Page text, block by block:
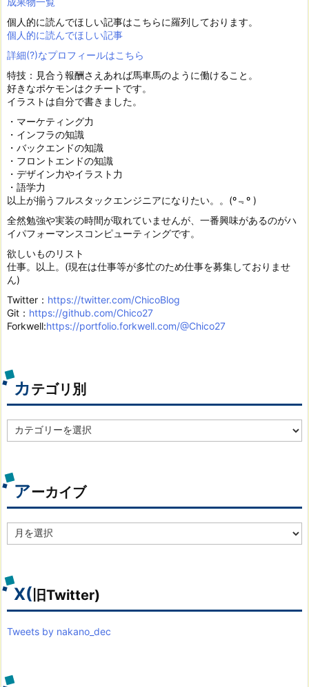
個人的に読んでほしい記事はこちらに羅列しております。
個人的に読んでほしい記事
詳細(?)なプロフィールはこちら
特技：見合う報酬さえあれば馬車馬のように働けること。
好きなポケモンはクチートです。
イラストは自分で書きました。
・マーケティング力
・インフラの知識
・バックエンドの知識
・フロントエンドの知識
・デザイン力やイラスト力
・語学力
以上が揃うフルスタックエンジニアになりたい。。(º﹃º )
全然勉強や実装の時間が取れていませんが、一番興味があるのがハ
イパフォーマンスコンピューティングです。
欲しいものリスト
仕事。以上。(現在は仕事等が多忙のため仕事を募集しておりませ
ん)
Twitter： https://twitter.com/ChicoBlog
Git： https://github.com/Chico27
Forkwell:https://portfolio.forkwell.com/@Chico27
カテゴリ別
テ
別
アーカイブ
ー
ブ
X( 旧Twitter)
Tweets by nakano_dec